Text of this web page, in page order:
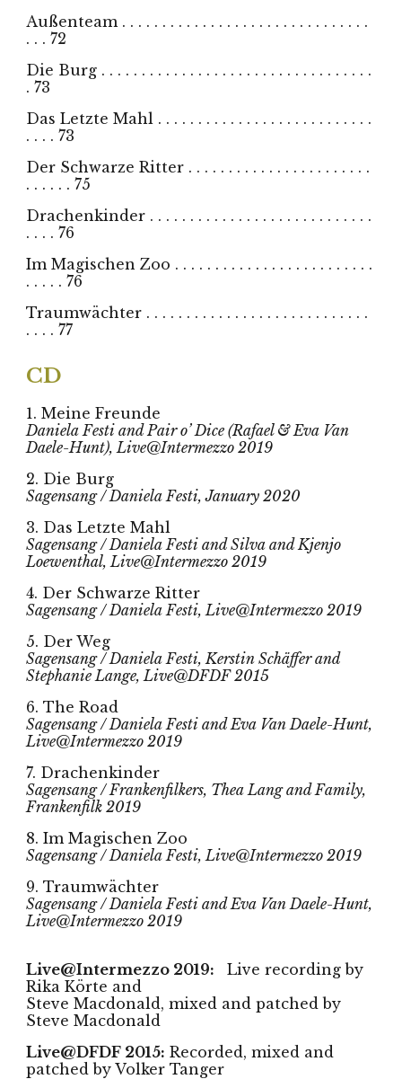
Außenteam . . . . . . . . . . . . . . . . . . . . . . . . . . . . . . .
. . . 72
Die Burg . . . . . . . . . . . . . . . . . . . . . . . . . . . . . . . . . .
. 73
Das Letzte Mahl . . . . . . . . . . . . . . . . . . . . . . . . . . .
. . . . 73
Der Schwarze Ritter . . . . . . . . . . . . . . . . . . . . . . .
. . . . . . 75
Drachenkinder . . . . . . . . . . . . . . . . . . . . . . . . . . . .
. . . . 76
Im Magischen Zoo . . . . . . . . . . . . . . . . . . . . . . . . .
. . . . . 76
Traumwächter . . . . . . . . . . . . . . . . . . . . . . . . . . . .
. . . . 77
CD
1. Meine Freunde
Daniela Festi and Pair o’ Dice (Rafael & Eva Van
Daele-Hunt), Live@Intermezzo 2019
2. Die Burg
Sagensang / Daniela Festi, January 2020
3. Das Letzte Mahl
Sagensang / Daniela Festi and Silva and Kjenjo
Loewenthal, Live@Intermezzo 2019
4. Der Schwarze Ritter
Sagensang / Daniela Festi, Live@Intermezzo 2019
5. Der Weg
Sagensang / Daniela Festi, Kerstin Schäffer and
Stephanie Lange, Live@DFDF 2015
6. The Road
Sagensang / Daniela Festi and Eva Van Daele-Hunt,
Live@Intermezzo 2019
7. Drachenkinder
Sagensang / Frankenfilkers, Thea Lang and Family,
Frankenfilk 2019
8. Im Magischen Zoo
Sagensang / Daniela Festi, Live@Intermezzo 2019
9. Traumwächter
Sagensang / Daniela Festi and Eva Van Daele-Hunt,
Live@Intermezzo 2019
Live@Intermezzo 2019:
Live recording by
Rika Körte and
Steve Macdonald, mixed and patched by
Steve Macdonald
Live@DFDF 2015: Recorded, mixed and
patched by Volker Tanger